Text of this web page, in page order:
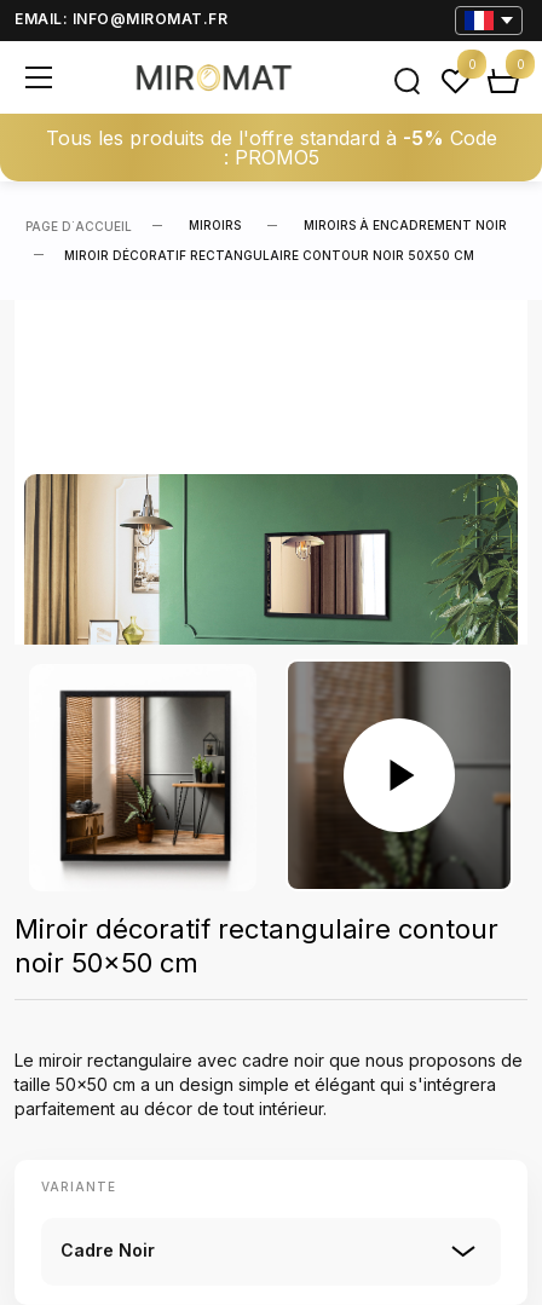
EMAIL: INFO@MIROMAT.FR
Tous les produits de l'offre standard à -5% Code
: PROMO5
0 0
PAGE D΄ACCUEIL MIROIRS MIROIRS À ENCADREMENT NOIR
MIROIR DÉCORATIF RECTANGULAIRE CONTOUR NOIR 50X50 CM
Miroir décoratif rectangulaire contour
noir 50x50 cm
Le miroir rectangulaire avec cadre noir que nous proposons de
taille 50x50 cm a un design simple et élégant qui s'intégrera
parfaitement au décor de tout intérieur.
VARIANTE
Cadre Noir